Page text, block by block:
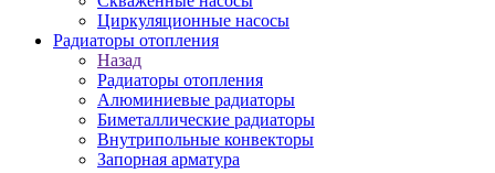
Циркуляционные насосы
Радиаторы отопления
Назад
Радиаторы отопления
Алюминиевые радиаторы
Биметаллические радиаторы
Внутрипольные конвекторы
Запорная арматура